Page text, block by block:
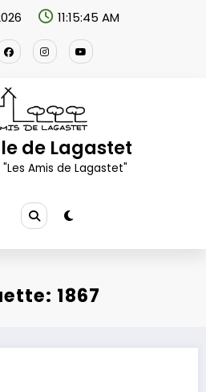
11:15:45 AM
de Lagastet
Amis de Lagastet"
1867